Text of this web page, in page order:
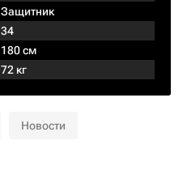
Защитник
34
180 см
72 кг
Новости